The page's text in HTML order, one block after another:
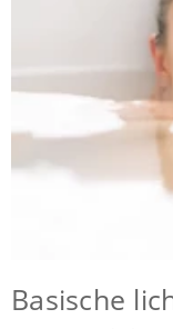
Basische